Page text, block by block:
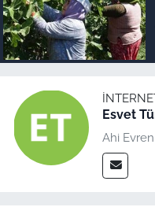
Esvet
Ahi